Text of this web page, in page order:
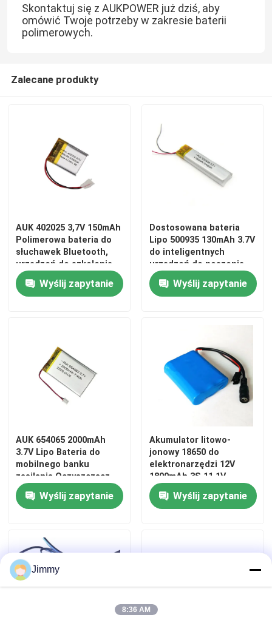
Akumulator do przechowywania energii LiFePo4
Skontaktuj się z AUKPOWER już dziś, aby
omówić Twoje potrzeby w zakresie baterii
polimerowych.
Zalecane produkty
AUK 402025 3,7V 150mAh
Polimerowa bateria do
słuchawek Bluetooth,
urządzeń do szkolenia
psów, śledzących
urządzeń, urządzeń
Wyślij zapytanie
Dostosowana bateria
Lipo 500935 130mAh 3.7V
do inteligentnych
urządzeń do noszenia,
pióra do czytania i
wskazywania,
Wyślij zapytanie
AUK 654065 2000mAh
3.7V Lipo Bateria do
mobilnego banku
zasilania Oczyszczacz
powietrza Tracker
samochodowy Bateria
Wyślij zapytanie
Akumulator litowo-
jonowy 18650 do
elektronarzędzi 12V
1800mAh 3S 11.1V
2000mAh 2600mAh
3000mAh 3500mAh
Wyślij zapytanie
Jimmy
8:36 AM